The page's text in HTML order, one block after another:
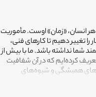
هر انسان، «زمان» اوست. مأموریت
تغییر دهیم تا کارهای فنی،
شما نداشته باشد. ما با بیش از
کرده‌ایم که در آن شفافیت
همیشگی و شیوه‌های
شده‌اند تا نتیجه نهایی،